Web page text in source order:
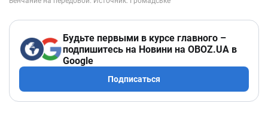
Будьте первыми в курсе главного –
подпишитесь на Новини на OBOZ.UA в
Google
Подписаться